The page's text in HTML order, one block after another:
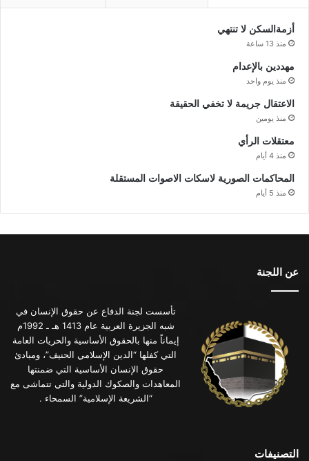
أزمةالسكن لا تنتهي
منذ 13 ساعة
مهددين بالإعدام
منذ يوم واحد
الاعتقال جريمة لا تخفي الحقيقة
منذ يومين
معتقلات الرأي
منذ 4 أيام
المحاكمات الصورية لاسكات الاصوات المستقلة
منذ 5 أيام
عن اللجنة
تأسست لجنة الدفاع عن حقوق الإنسان في
شبه الجزيرة العربية عام 1413 هـ ـ 1992م
إيماناً منها بالحقوق الأساسية والحريات العامة
التي كفلها “الدين الإسلامي الحنيف”، ومبادئ
حقوق الإنسان الأساسية التي ضمنتها
المعاهدات والصكوك الدولية والتي تتماشى مع
“الشريعة الإسلامية” السمحاء .
التصنيفات